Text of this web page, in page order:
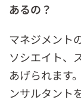
あるの？
マネジメント
ソシエイト、
あげられます
ンサルタント